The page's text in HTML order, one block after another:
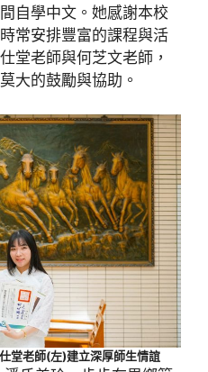
自學中文。她感謝本校
常安排豐富的課程與活
堂老師與何芝文老師，
大的鼓勵與協助。
堂老師(左)建立深厚師生情誼